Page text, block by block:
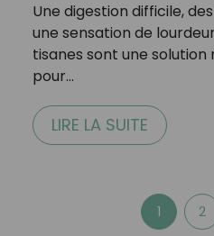
Une digestion difficile,
une sensation de
tisanes sont une
pour…
LIRE LA SUITE
1 2